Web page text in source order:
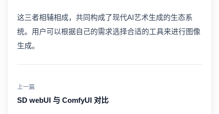
这三者相辅相成，共同构成了现代AI艺术生成的生态系
统。用户可以根据自己的需求选择合适的工具来进行图像
生成。
上一篇
SD webUI 与 ComfyUI 对比